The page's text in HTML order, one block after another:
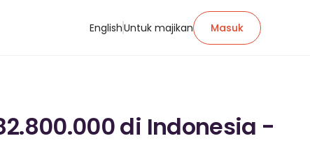
EnglishUntuk majikan Masuk
di Indonesia -